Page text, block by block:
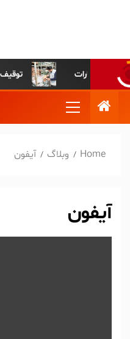
توقیف ۴۵۰ تن فرآورده خام دامی به دلیل رعایت نکردن ضوابط بهداشتی
Home وبلاگ آیفون
آیفون